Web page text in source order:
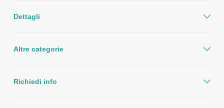
Dettagli
Altre categorie
Richiedi info